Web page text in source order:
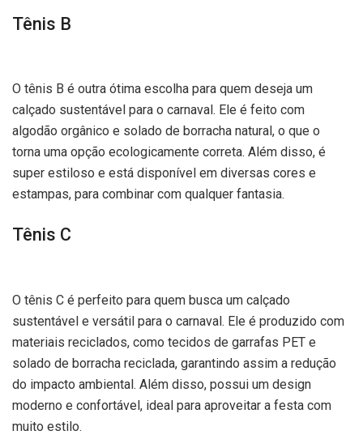
Tênis B
O tênis B é outra ótima escolha para quem deseja um
calçado sustentável para o carnaval. Ele é feito com
algodão orgânico e solado de borracha natural, o que o
torna uma opção ecologicamente correta. Além disso, é
super estiloso e está disponível em diversas cores e
estampas, para combinar com qualquer fantasia.
Tênis C
O tênis C é perfeito para quem busca um calçado
sustentável e versátil para o carnaval. Ele é produzido com
materiais reciclados, como tecidos de garrafas PET e
solado de borracha reciclada, garantindo assim a redução
do impacto ambiental. Além disso, possui um design
moderno e confortável, ideal para aproveitar a festa com
muito estilo.